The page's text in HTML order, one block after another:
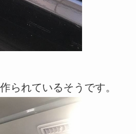
られているそうです。